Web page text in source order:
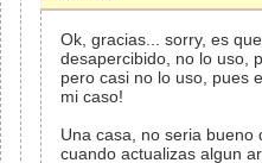
Ok, gracias... sorry, es
desapercibido, no lo uso,
pero casi no lo uso, pues
mi caso!
Una casa, no seria bueno
cuando actualizas algun